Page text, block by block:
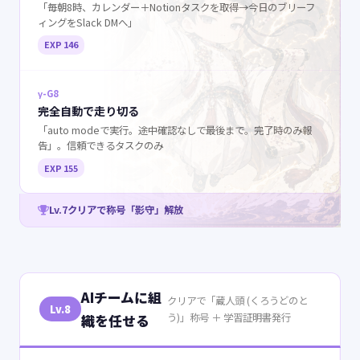
「毎朝8時、カレンダー＋Notionタスクを取得→今日のブリーフ
ィングをSlack DMへ」
EXP 146
γ-G8
完全自動で走り切る
「auto modeで実行。途中確認なしで最後まで。完了時のみ報
告」。信頼できるタスクのみ
EXP 155
Lv.7クリアで称号「影守」解放
Lv.8
AIチームに組
織を任せる
クリアで「蔵人頭 (くろうどのと
う)」称号 ＋ 学習証明書発行